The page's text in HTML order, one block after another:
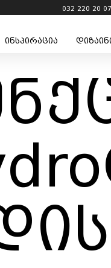
032 220 20 07
ინსპირაცია